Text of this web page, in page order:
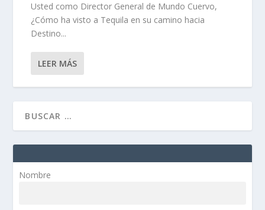
Usted como Director General de Mundo Cuervo,
¿Cómo ha visto a Tequila en su camino hacia
Destino...
LEER MÁS
Nombre